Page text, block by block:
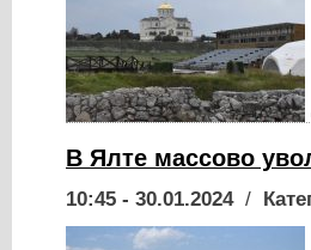
В Ялте массово
10:45 - 30.01.2024/